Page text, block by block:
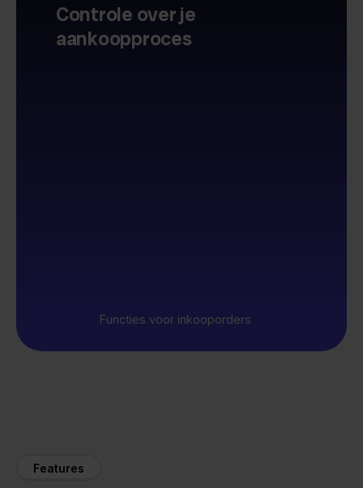
Controle over je
aankoopproces
Functies voor inkooporders
Features